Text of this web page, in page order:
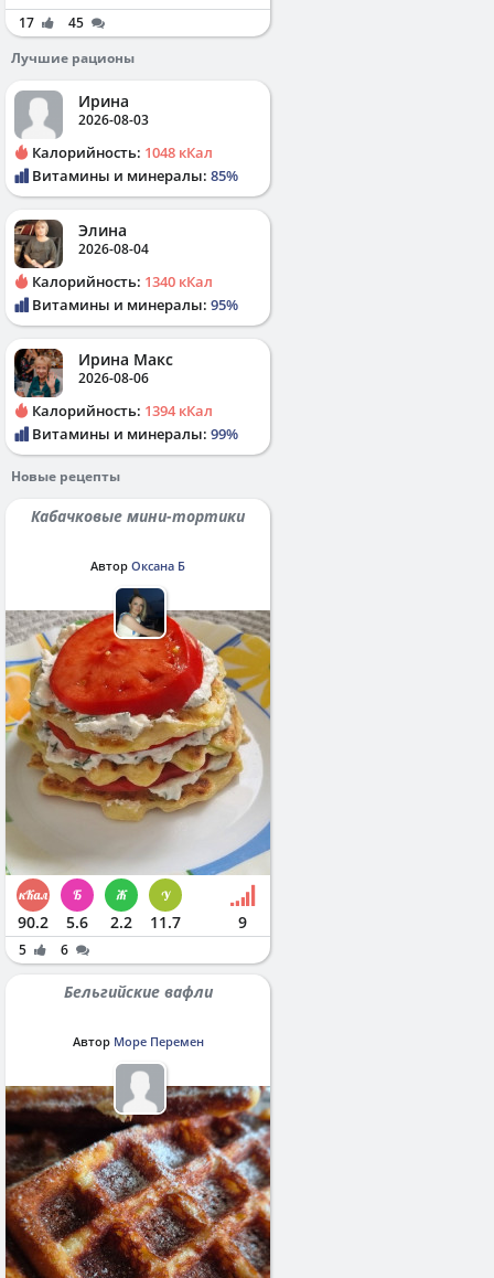
17
45
Лучшие рационы
Ирина
2026-08-03
Калорийность: 1048 кКал
Витамины и минералы: 85%
Элина
2026-08-04
Калорийность: 1340 кКал
Витамины и минералы: 95%
Ирина Макс
2026-08-06
Калорийность: 1394 кКал
Витамины и минералы: 99%
Новые рецепты
Кабачковые мини-тортики
Автор Оксана Б
90.2 5.6 2.2 11.7 9
5 6
Бельгийские вафли
Автор Море Перемен